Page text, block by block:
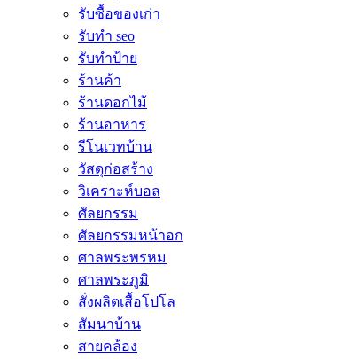
รับซื้อของเก่า
รับทำ seo
รับทำป้าย
ร้านค้า
ร้านดอกไม้
ร้านอาหาร
รีโนเวทบ้าน
วัสดุก่อสร้าง
วิเคราะห์บอล
ศัลยกรรม
ศัลยกรรมหน้าอก
ศาลพระพรหม
ศาลพระภูมิ
สั่งผลิตเสื้อโปโล
สัมนาบ้าน
สายคล้อง